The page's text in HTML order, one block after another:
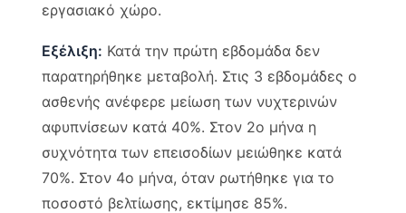
εργασιακό χώρο.
Εξέλιξη: Κατά την πρώτη εβδομάδα δεν
παρατηρήθηκε μεταβολή. Στις 3 εβδομάδες ο
ασθενής ανέφερε μείωση των νυχτερινών
αφυπνίσεων κατά 40%. Στον 2ο μήνα η
συχνότητα των επεισοδίων μειώθηκε κατά
70%. Στον 4ο μήνα, όταν ρωτήθηκε για το
ποσοστό βελτίωσης, εκτίμησε 85%.